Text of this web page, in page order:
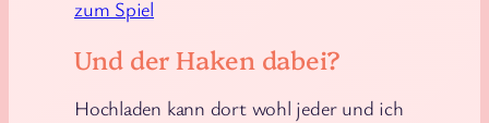
zum Spiel
Und der Haken dabei?
Hochladen kann dort wohl jeder und ich